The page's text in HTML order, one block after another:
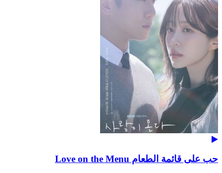
حب على قائمة الطعام Love on the Menu